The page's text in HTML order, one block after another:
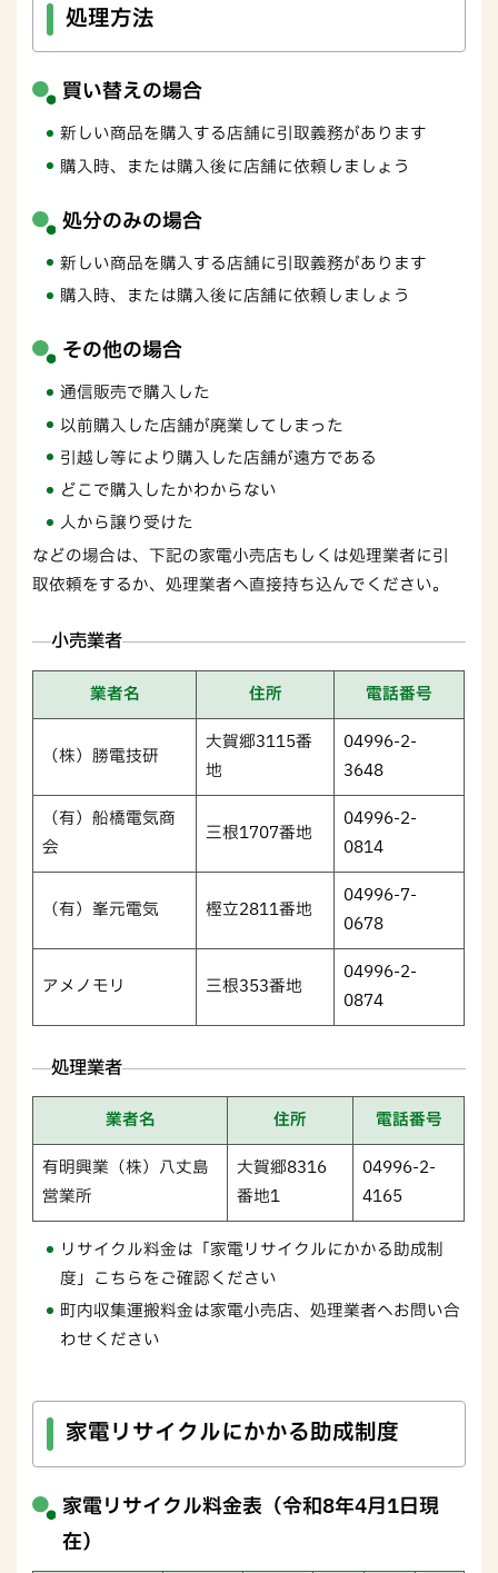
処理方法
買い替えの場合
新しい商品を購入する店舗に引取義務があります
購入時、または購入後に店舗に依頼しましょう
処分のみの場合
新しい商品を購入する店舗に引取義務があります
購入時、または購入後に店舗に依頼しましょう
その他の場合
通信販売で購入した
以前購入した店舗が廃業してしまった
引越し等により購入した店舗が遠方である
どこで購入したかわからない
人から譲り受けた
などの場合は、下記の家電小売店もしくは処理業者に引
取依頼をするか、処理業者へ直接持ち込んでください。
小売業者
業者名 住所 電話番号
（株）勝電技研
大賀郷3115番
地
04996-2-
3648
（有）船橋電気商
会
三根1707番地
04996-2-
0814
（有）峯元電気 樫立2811番地
04996-7-
0678
アメノモリ 三根353番地
04996-2-
0874
処理業者
業者名 住所 電話番号
有明興業（株）八丈島
営業所
大賀郷8316
番地1
04996-2-
4165
リサイクル料金は「家電リサイクルにかかる助成制
度」こちらをご確認ください
町内収集運搬料金は家電小売店、処理業者へお問い合
わせください
家電リサイクルにかかる助成制度
家電リサイクル料金表（令和8年4月1日現
在）